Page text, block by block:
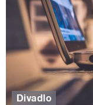
Divadlo